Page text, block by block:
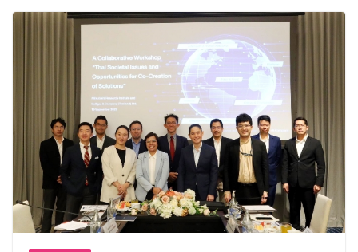
ระดับผลิตภัณฑ์ท้องถิ่นสู่ตลาดเชิง
พาณิชย์อย่างยั่งยืน
“ตลาดดอกไม้สี่มุมเมือง” ศูนย์รวมดอกไม้
สด ดอกไม้ประดิษฐ์ พวงมาลัย และสังฆ
ภัณฑ์ครบวงจร ขอเชิญเลือกซื้อมาลัย
และของขวัญต้อนรับวันแม่ เปิดให้
บริการทุกวันตลอด 24 ชั่วโมง
ครั้งแรกของไทย ส่งอุปกรณ์วิทยาศาสตร์
“CE-7 MATCH” ฝีมือคนไทย ร่วมภารกิจ
สำรวจดวงจันทร์ 24 สิงหาคมนี้